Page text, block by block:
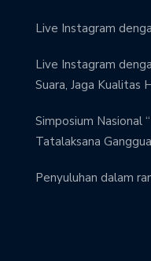
Live Instagram
Live Instagram
Suara, Jaga Kualitas
Simposium Nasional
Tatalaksana
Penyuluhan dalam